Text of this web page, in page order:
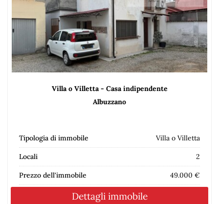
Villa o Villetta - Casa indipendente
Albuzzano
Tipologia di immobile Villa o Villetta
Locali 2
Prezzo dell'immobile 49.000 €
Dettagli immobile